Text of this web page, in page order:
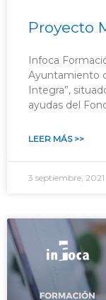
Proyecto
Infoca
Ayuntamiento
Integra”,
ayudas del
LEER MÁS >>
3 septiembre, 2021